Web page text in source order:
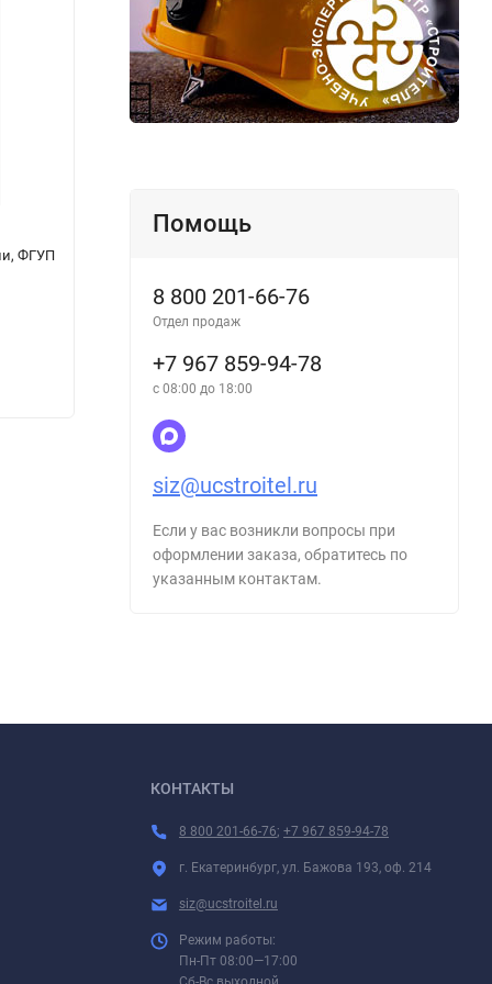
ФГУП
безопасности в проектах организации
строительства и проектах производства
Помощь
8 800 201-66-76
Отдел продаж
+7 967 859-94-78
с 08:00 до 18:00
siz@ucstroitel.ru
Если у вас возникли вопросы при
оформлении заказа, обратитесь по
указанным контактам.
КОНТАКТЫ
8 800 201-66-76; +7 967 859-94-78
г. Екатеринбург, ул. Бажова 193, оф. 214
siz@ucstroitel.ru
Режим работы:
Пн-Пт 08:00—17:00